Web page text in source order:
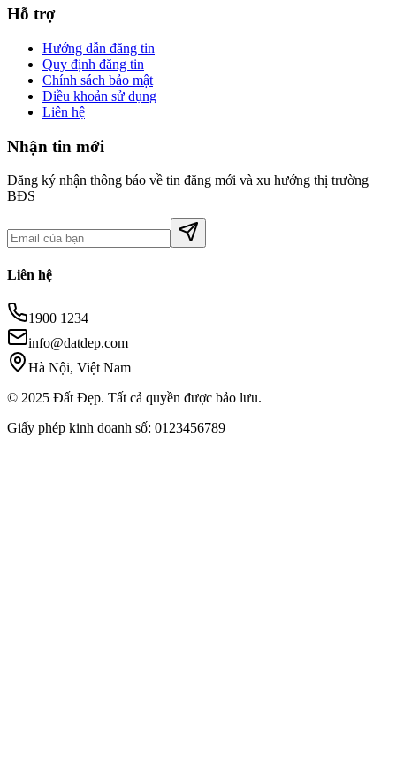
Hỗ trợ
Hướng dẫn đăng tin
Quy định đăng tin
Chính sách bảo mật
Điều khoản sử dụng
Liên hệ
Nhận tin mới
Đăng ký nhận thông báo về tin đăng mới và xu hướng thị trường
BĐS
Liên hệ
1900 1234
info@datdep.com
Hà Nội, Việt Nam
© 2025 Đất Đẹp. Tất cả quyền được bảo lưu.
Giấy phép kinh doanh số: 0123456789